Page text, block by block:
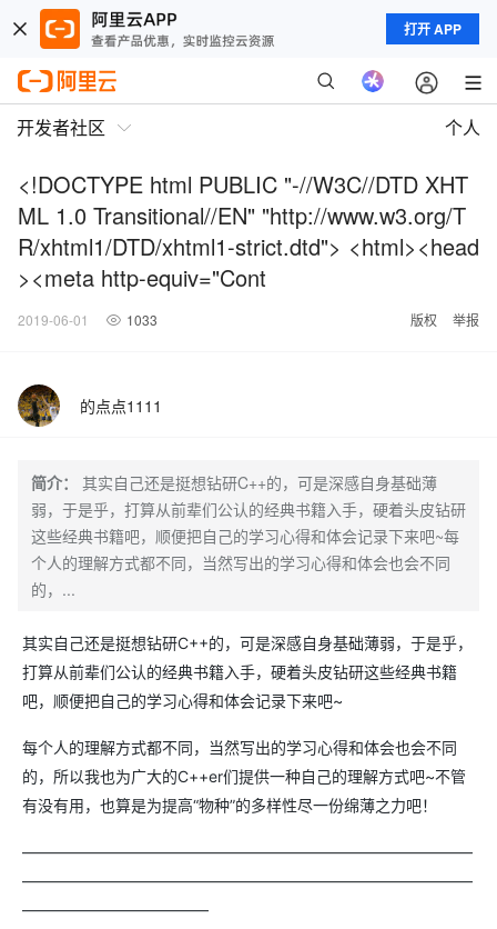
打开 APP
开发者社区 个人
<!DOCTYPE html PUBLIC "-//W3C//DTD XHT
ML 1.0 Transitional//EN" "http://www.w3.org/T
R/xhtml1/DTD/xhtml1-strict.dtd"> <html><head
><meta http-equiv="Cont
2019-06-01 1033 版权 举报
的点点1111
简介：
其实自己还是挺想钻研C++的，可是深感自身基础薄
弱，于是乎，打算从前辈们公认的经典书籍入手，硬着头皮钻研
这些经典书籍吧，顺便把自己的学习心得和体会记录下来吧~每
个人的理解方式都不同，当然写出的学习心得和体会也会不同
的，...
其实自己还是挺想钻研C++的，可是深感自身基础薄弱，于是乎，
打算从前辈们公认的经典书籍入手，硬着头皮钻研这些经典书籍
吧，顺便把自己的学习心得和体会记录下来吧~
每个人的理解方式都不同，当然写出的学习心得和体会也会不同
的，所以我也为广大的C++er们提供一种自己的理解方式吧~不管
有没有用，也算是为提高“物种”的多样性尽一份绵薄之力吧！
—————————————————————————————
—————————————————————————————
————————————